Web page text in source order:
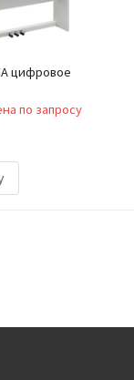
цифровое
по запросу